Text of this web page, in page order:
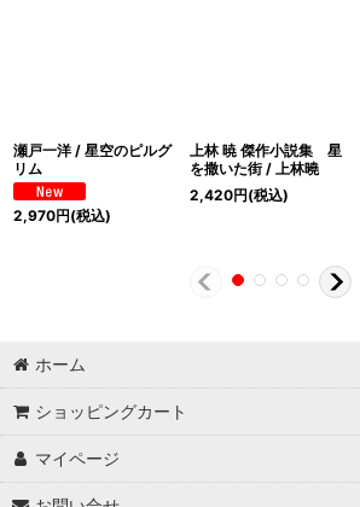
瀬戸一洋 / 星空のピルグ
リム
2,970円(税込)
上林 暁 傑作小説集 星
を撒いた街 / 上林曉
2,420円(税込)
ホーム
ショッピングカート
マイページ